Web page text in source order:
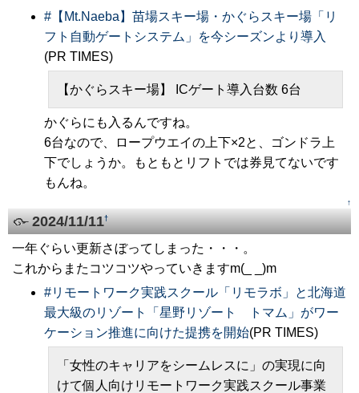
# 【Mt.Naeba】苗場スキー場・かぐらスキー場「リ
フト自動ゲートシステム」を今シーズンより導入
(PR TIMES)
【かぐらスキー場】 ICゲート導入台数 6台
かぐらにも入るんですね。
6台なので、ロープウエイの上下×2と、ゴンドラ上
下でしょうか。もともとリフトでは券見てないです
もんね。
↑
2024/11/11†
一年ぐらい更新さぼってしまった・・・。
これからまたコツコツやっていきますm(_ _)m
#リモートワーク実践スクール「リモラボ」と北海道
最大級のリゾート「星野リゾート トマム」がワー
ケーション推進に向けた提携を開始(PR TIMES)
「女性のキャリアをシームレスに」の実現に向
けて個人向けリモートワーク実践スクール事業